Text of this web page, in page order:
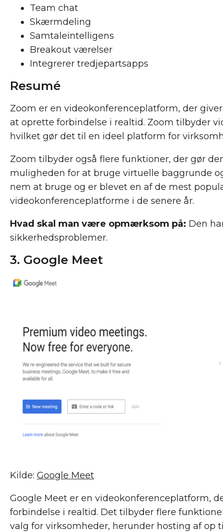
Team chat
Skærmdeling
Samtaleintelligens
Breakout værelser
Integrerer tredjepartsapps
Resumé
Zoom er en videokonferenceplatform, der
at oprette forbindelse i realtid. Zoom tilbyder
hvilket gør det til en ideel platform for
Zoom tilbyder også flere funktioner, der gør
muligheden for at bruge virtuelle baggrunde
nem at bruge og er blevet en af ​​de mest
videokonferenceplatforme i de senere år.
Hvad skal man være opmærksom på: Den
sikkerhedsproblemer.
3. Google Meet
Kilde: Google Meet
Google Meet er en videokonferenceplatform,
forbindelse i realtid. Det tilbyder flere
valg for virksomheder, herunder hosting af op